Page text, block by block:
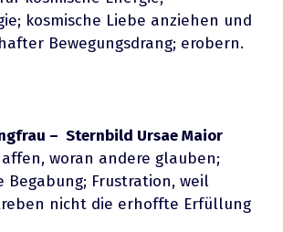
kosmische Liebe anziehen und
Bewegungsdrang; erobern.
– Sternbild Ursae Maior
woran andere glauben;
Begabung; Frustration, weil
nicht die erhoffte Erfüllung